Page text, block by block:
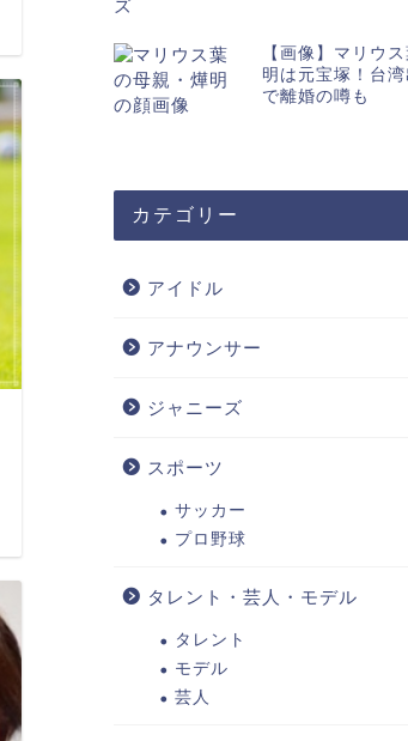
キムタクのインスタがヤバい
文字がおじさん構文＆スペル
逆に好感度アップw
【画像】中居正広の現在、老
が変わったと話題！劣化の理
トレス？
【画像】マリウ
明は元宝塚！台
で離婚の噂も
カテゴリー
アイドル
アナウンサー
ジャニーズ
スポーツ
サッカー
プロ野球
タレント・芸人・モデル
タレント
モデル
芸人